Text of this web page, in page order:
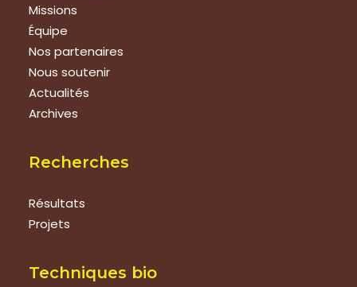
Missions
Équipe
Nos partenaires
Nous soutenir
Actualités
Archives
Recherches
Résultats
Projets
Techniques bio